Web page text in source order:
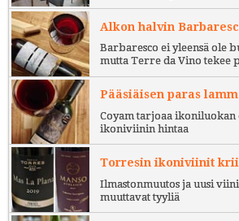
Alkon halvin
Barbaresco ei yleensä ole
mutta Terre da Vino tekee
Pääsiäisen paras
Coyam tarjoaa ikoniluokan
ikoniviinin hintaa
Torresin ikoniviinit
Ilmastonmuutos ja uusi
muuttavat tyyliä